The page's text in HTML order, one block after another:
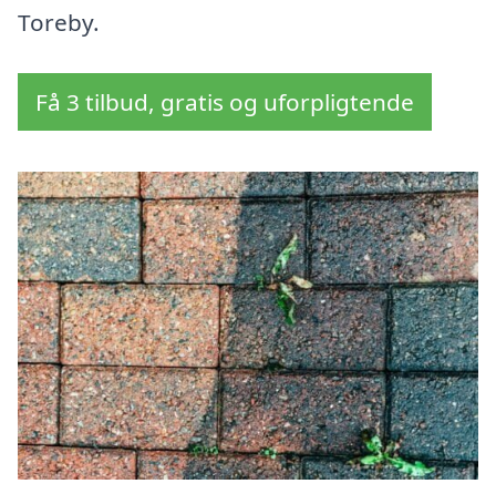
Toreby.
Få 3 tilbud, gratis og uforpligtende